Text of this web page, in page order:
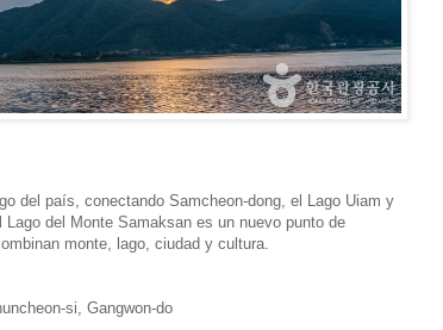
del país, conectando Samcheon-dong, el Lago Uiam y
del Monte Samaksan es un nuevo punto de
monte, lago, ciudad y cultura.
si, Gangwon-do